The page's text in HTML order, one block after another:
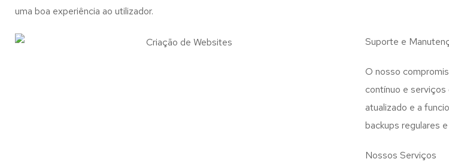
uma boa experiência ao utilizador.
Suporte e
O nosso
contínuo e
atualizado e a
backups regulares
Nossos Serviços